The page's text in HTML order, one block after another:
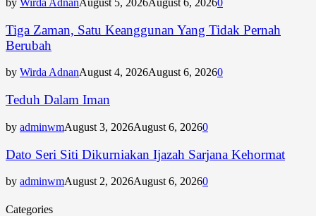
by Wirda AdnanAugust 5, 2026August 6, 20260
Tiga Zaman, Satu Keanggunan Yang Tidak Pernah
Berubah
by Wirda AdnanAugust 4, 2026August 6, 20260
Teduh Dalam Iman
by adminwmAugust 3, 2026August 6, 20260
Dato Seri Siti Dikurniakan Ijazah Sarjana Kehormat
by adminwmAugust 2, 2026August 6, 20260
Categories